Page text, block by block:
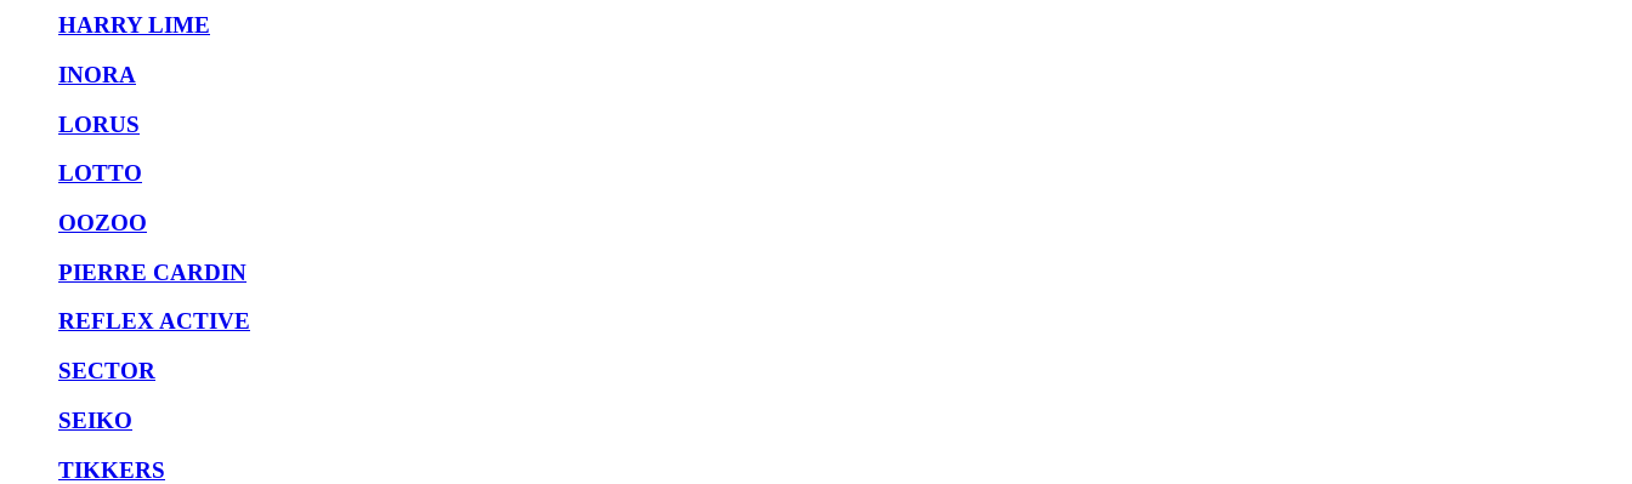
HARRY LIME
INORA
LORUS
LOTTO
OOZOO
PIERRE CARDIN
REFLEX ACTIVE
SECTOR
SEIKO
TIKKERS